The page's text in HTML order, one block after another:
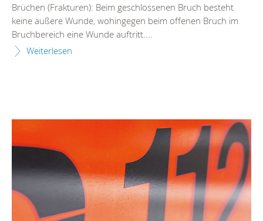
Brüchen (Frakturen): Beim geschlossenen Bruch besteht
keine äußere Wunde, wohingegen beim offenen Bruch im
Bruchbereich eine Wunde auftritt....
Weiterlesen